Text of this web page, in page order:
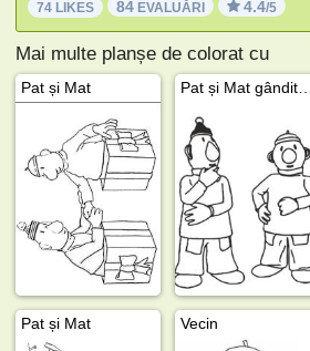
74 LIKES 84 EVALUĂRI 4.4/5
Mai multe planșe de colorat cu
Pat și Mat
Pat și Mat Vecin